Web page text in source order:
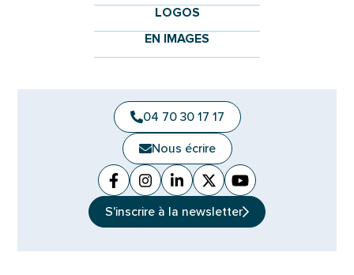
LOGOS
EN IMAGES
04 70 30 17 17
Nous écrire
Facebook
(ouverture dans un nouvel onglet)
Instagram
(ouverture dans un nouvel
Linkedin
(ouverture dans un nouvel
X (Twitter)
(ouverture dans un
YouTube
(ouverture dans
S'inscrire à la newsletter